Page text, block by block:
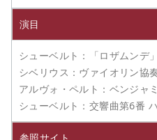
演目
シューベルト：「ロザムンデ
シベリウス：ヴァイオリン協
アルヴォ・ペルト：ベンジャ
シューベルト：交響曲第6番